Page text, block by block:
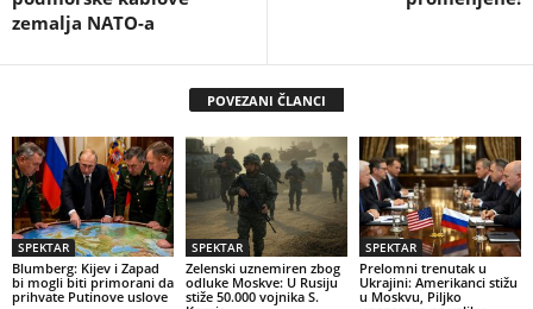
zemalja NATO-a
POVEZANI ČLANCI
SPEKTAR
Blumberg: Kijev i Zapad
bi mogli biti primorani da
prihvate Putinove uslove
SPEKTAR
Zelenski uznemiren zbog
odluke Moskve: U Rusiju
stiže 50.000 vojnika S.
SPEKTAR
Prelomni trenutak u
Ukrajini: Amerikanci stižu
u Moskvu, Piljko